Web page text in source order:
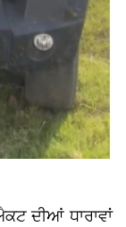
ਦੀਆਂ ਧਾਰਾਵਾਂ